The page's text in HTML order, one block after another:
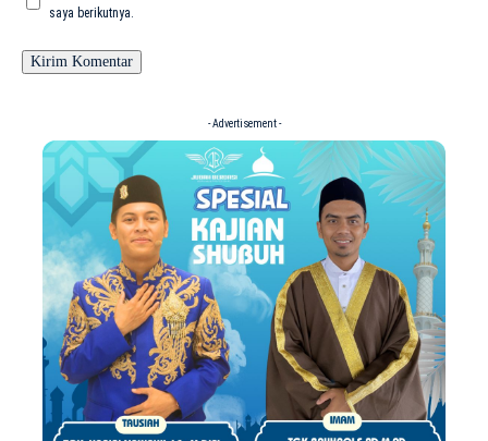
saya berikutnya.
- Advertisement -